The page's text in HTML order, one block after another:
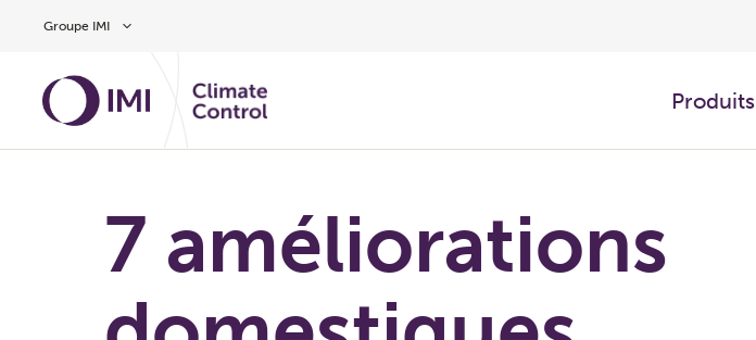
Groupe IMI
Produits
7 améliorations